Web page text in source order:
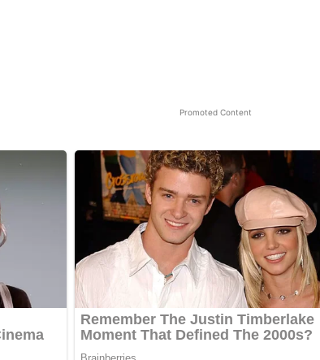
Promoted Content